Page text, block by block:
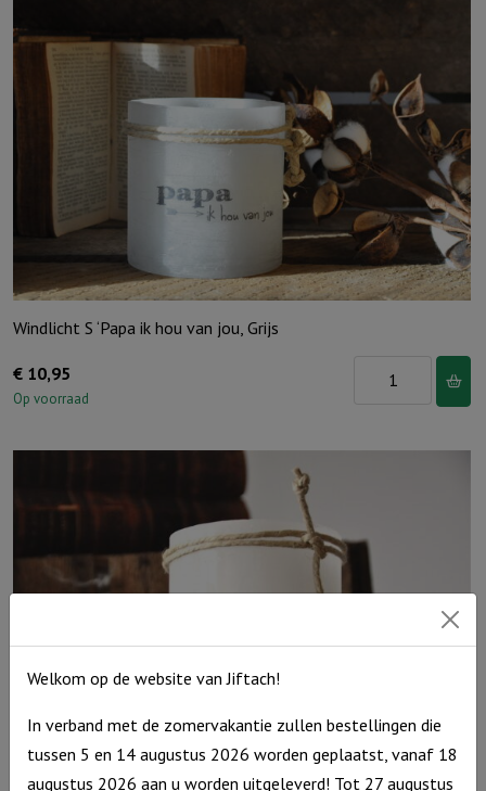
Windlicht S ‘Papa ik hou van jou, Grijs
€ 10,95
Op voorraad
Windlicht
ik
jou,
Grijs
Windlicht S “Jij bent zo kostbaar” Ivoor
Welkom op de website van Jiftach!
In verband met de zomervakantie zullen bestellingen die
tussen 5 en 14 augustus 2026 worden geplaatst, vanaf 18
augustus 2026 aan u worden uitgeleverd! Tot 27 augustus